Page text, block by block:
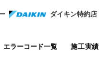
ダイキン特約店
エラーコード一覧 施工実績